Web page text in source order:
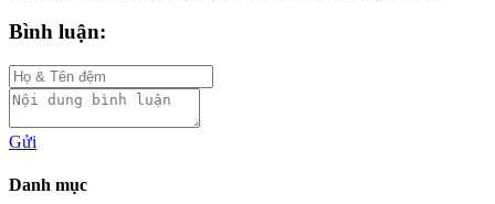
Bình luận:
Gửi
Danh mục